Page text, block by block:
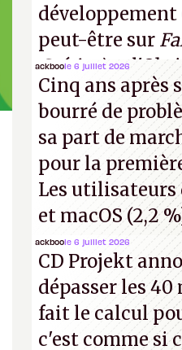
développement
peut-être sur
Crétins)et
même studio
commencer à
ackboole 6 juillet 2026
Cinq ans après
bourré de
sa part de
pour la
Les utilisateurs
et macOS (2,2
ackboole 6 juillet 2026
CD Projekt
dépasser les
fait le calcul
c'est comme si